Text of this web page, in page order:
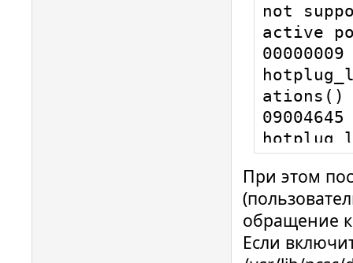
not
active
00000009
ations()
09004645
Adding
00000021
00 00
При этом
обращение к
Если